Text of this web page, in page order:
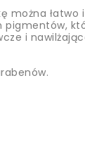
łatwo i
pigmentów,
i